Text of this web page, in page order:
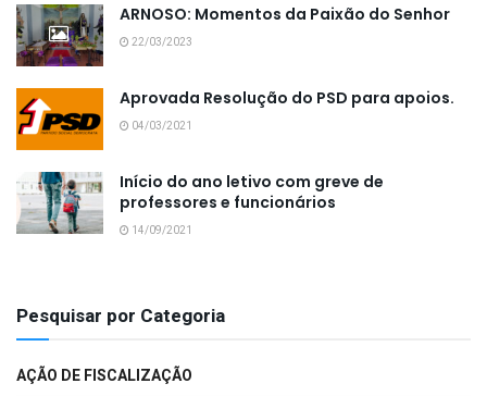
ARNOSO: Momentos da Paixão do Senhor
22/03/2023
Aprovada Resolução do PSD para apoios.
04/03/2021
Início do ano letivo com greve de
professores e funcionários
14/09/2021
Pesquisar por Categoria
AÇÃO DE FISCALIZAÇÃO